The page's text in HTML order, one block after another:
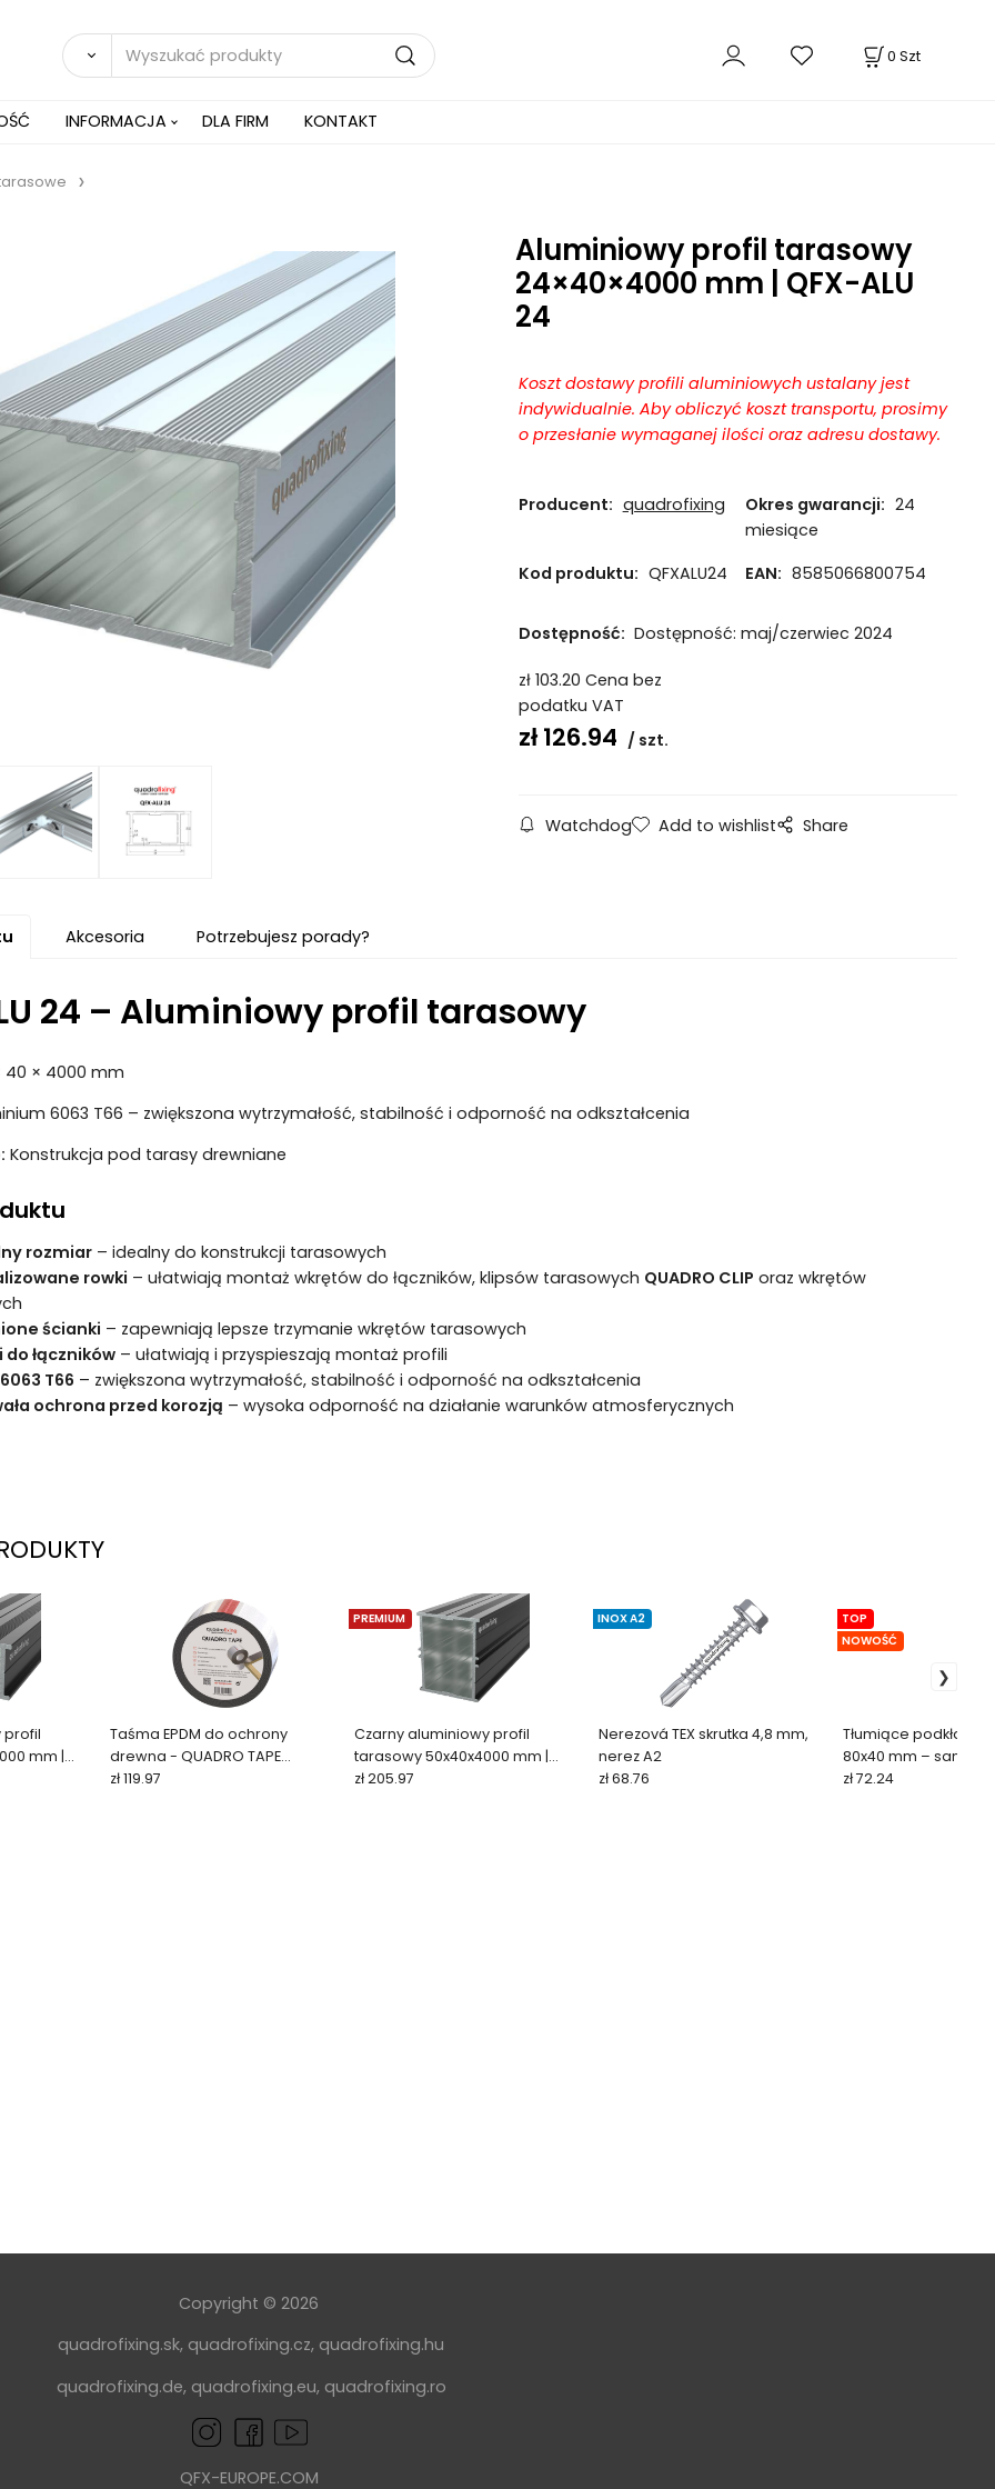
0 Szt
INFORMACJA DLA FIRM KONTAKT
Aluminiowy profil tarasowy
24×40×4000 mm | QFX-ALU
24
Koszt dostawy profili aluminiowych ustalany jest
indywidualnie. Aby obliczyć koszt transportu, prosimy
o przesłanie wymaganej ilości oraz adresu dostawy.
Producent: quadrofixing Okres gwarancji: 24
miesiące
Kod produktu: QFXALU24 EAN: 8585066800754
Dostępność: Dostępność: maj/czerwiec 2024
zł 103.20 Cena bez
podatku VAT
zł126.94 szt.
Watchdog Add to wishlist Share
Akcesoria Potrzebujesz porady?
24 – Aluminiowy profil tarasowy
40 × 4000 mm
6063 T66 – zwiększona wytrzymałość, stabilność i odporność na odkształcenia
Konstrukcja pod tarasy drewniane
rozmiar– idealny do konstrukcji tarasowych
rowki – ułatwiają montaż wkrętów do łączników, klipsów tarasowych QUADRO CLIP oraz wkrętów
ścianki – zapewniają lepsze trzymanie wkrętów tarasowych
do łączników– ułatwiają i przyspieszają montaż profili
T66 – zwiększona wytrzymałość, stabilność i odporność na odkształcenia
ochrona przed korozją – wysoka odporność na działanie warunków atmosferycznych
profil
mm |
Taśma EPDM do ochrony
drewna - QUADRO TAPE
(1x77x20000 mm)
zł 119.97
Czarny aluminiowy profil
tarasowy 50x40x4000 mm |
QFX-ALU 50 BLACK
PREMIUM
zł 205.97
Nerezová TEX skrutka 4,8 mm,
nerez A2
INOX A2
zł 68.76
Tłumiące podkładki
80x40 mm –
TOP
NOWOŚĆ
zł 72.24
Copyright © 2026
quadrofixing.sk, quadrofixing.cz, quadrofixing.hu
quadrofixing.de, quadrofixing.eu, quadrofixing.ro
QFX-EUROPE.COM